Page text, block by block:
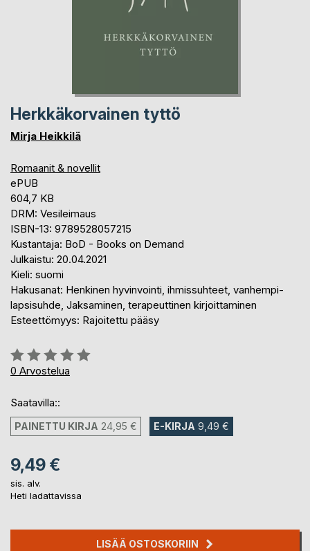
Herkkäkorvainen tyttö
Mirja Heikkilä
Romaanit & novellit
ePUB
604,7 KB
DRM: Vesileimaus
ISBN-13: 9789528057215
Kustantaja: BoD - Books on Demand
Julkaistu: 20.04.2021
Kieli: suomi
Hakusanat: Henkinen hyvinvointi, ihmissuhteet, vanhempi-
lapsisuhde, Jaksaminen, terapeuttinen kirjoittaminen
Esteettömyys: Rajoitettu pääsy
Arvostelu::
0%
0 Arvostelua
Saatavilla::
PAINETTU KIRJA 24,95 € E-KIRJA 9,49 €
9,49 €
sis. alv.
Heti ladattavissa
LISÄÄ OSTOSKORIIN